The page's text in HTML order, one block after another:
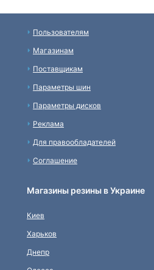
Пользователям
Магазинам
Поставщикам
Параметры шин
Параметры дисков
Реклама
Для правообладателей
Соглашение
Магазины резины в Украине
Киев
Харьков
Днепр